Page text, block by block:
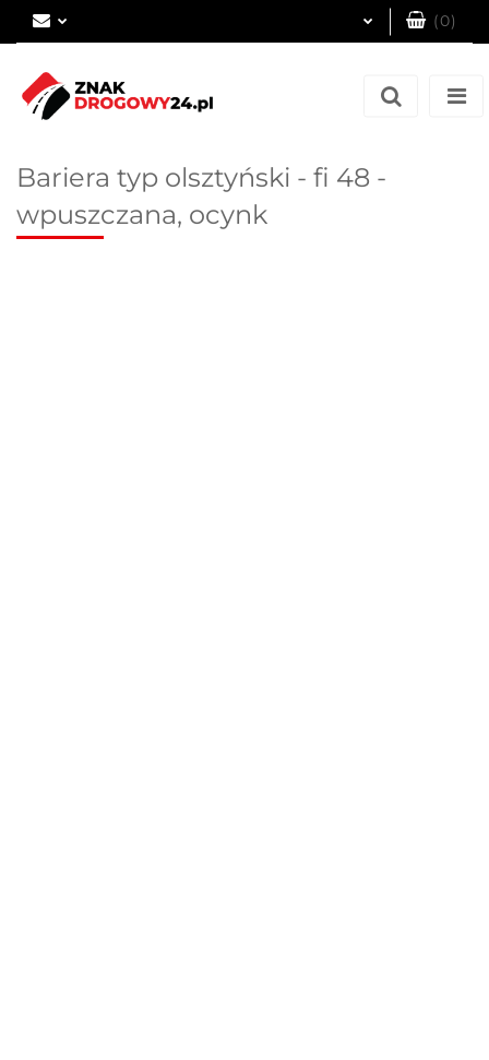
(0)
Bariera typ olsztyński - fi 48 -
wpuszczana, ocynk